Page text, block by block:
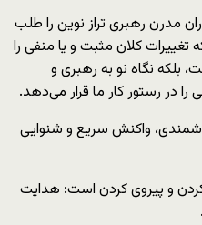
مدرن رهبری تراز نوین را طلب
کلان مثبت و یا منفی را
بلکه نگاه نو به رهبری و
را در رستور کار ما قرار می‌دهد.
واکنش سریع و شنوایی
و پیروی کردن است: هدایت